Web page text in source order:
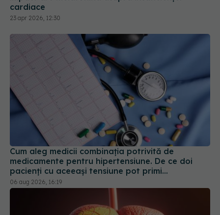
Cum aleg medicii combinația potrivită de
medicamente pentru hipertensiune. De ce doi
pacienți cu aceeași tensiune pot primi
tratamente diferite
06 aug 2026, 16:19